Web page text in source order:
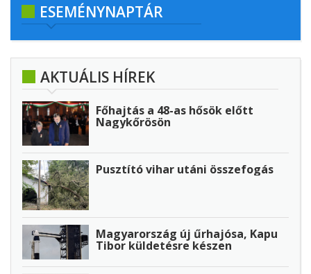
ESEMÉNYNAPTÁR
AKTUÁLIS HÍREK
Főhajtás a 48-as hősök előtt
Nagykőrösön
Pusztító vihar utáni összefogás
Magyarország új űrhajósa, Kapu
Tibor küldetésre készen